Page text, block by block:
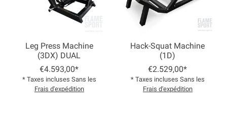
Leg Press Machine
(3DX) DUAL
€4.593,00*
* Taxes incluses Sans les
Frais d'expédition
Hack-Squat Machine
(1D)
€2.529,00*
* Taxes incluses Sans les
Frais d'expédition